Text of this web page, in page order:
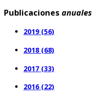
Publicaciones anuales
2019 (56)
2018 (68)
2017 (33)
2016 (22)